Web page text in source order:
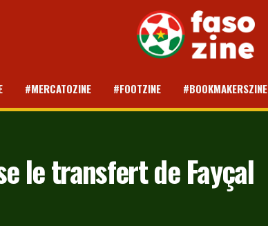
#MERCATOZINE #FOOTZINE #BOOKMAKERSZINE
le transfert de Fayçal